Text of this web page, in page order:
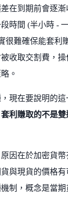
在到期前會逐漸
時間 (半小時 -
很難確保能套利
收取交割費，操
。
現在要說明的這
利賺取的不是雙
因在於加密貨幣
與現貨的價格有
制，概念是當期